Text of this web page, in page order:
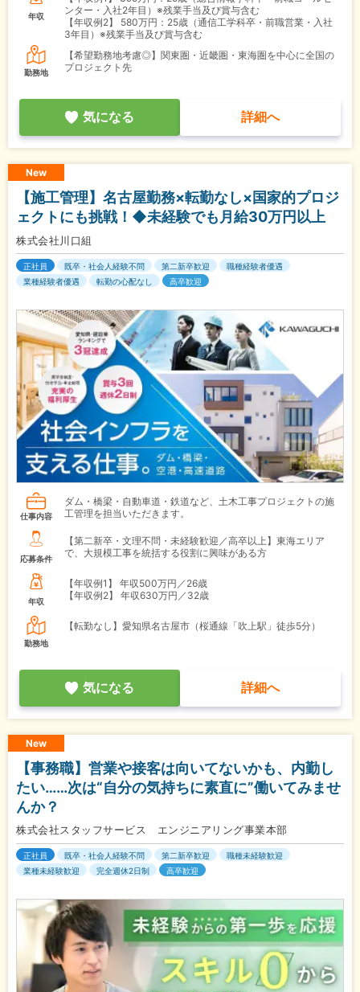
年収
ンター・入社2年目）※残業手当及び賞与含む
【年収例2】
580万円：25歳（通信工学科卒・前職営業・入社
3年目）※残業手当及び賞与含む
勤務地
【希望勤務地考慮◎】関東圏・近畿圏・東海圏を中心に全国の
プロジェクト先
気になる 詳細へ
New
【施工管理】名古屋勤務×転勤なし×国家的プロジ
ェクトにも挑戦！◆未経験でも月給30万円以上
株式会社川口組
正社員 既卒・社会人経験不問 第二新卒歓迎
職種経験者優遇
業種経験者優遇
転勤の心配なし 高卒歓迎
仕事内容
ダム・橋梁・自動車道・鉄道など、土木工事プロジェクトの施
工管理を担当いただきます。
応募条件
【第二新卒・文理不問・未経験歓迎／高卒以上】東海エリア
で、大規模工事を統括する役割に興味がある方
年収
【年収例1】
年収500万円／26歳
【年収例2】
年収630万円／32歳
勤務地
【転勤なし】愛知県名古屋市（桜通線「吹上駅」徒歩5分）
気になる 詳細へ
New
【事務職】営業や接客は向いてないかも、内勤し
たい……次は“自分の気持ちに素直に”働いてみませ
んか？
株式会社スタッフサービス エンジニアリング事業本部
正社員 既卒・社会人経験不問 第二新卒歓迎
職種未経験歓迎
業種未経験歓迎
完全週休2日制 高卒歓迎